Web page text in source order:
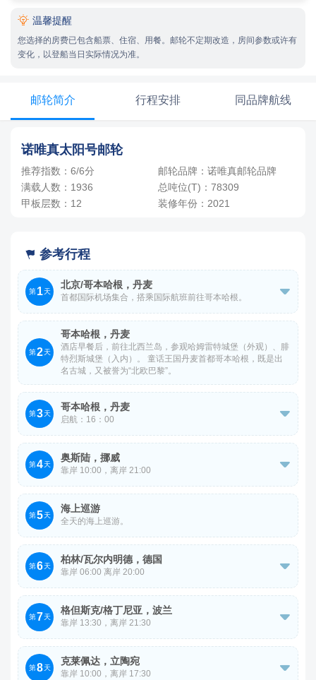
4人，人均单价
三人间
单人间
一人单价
- +
2人，人均单价
/人 - 0 间 +
3人，人均单价
￥/人 - 0 间
四人间
4人，人均单价
 温馨提醒
您选择的房费已包含船票、住宿、用餐。邮轮不定期改造，房间参数或许有
变化，以登船当日实际情况为准。
邮轮简介 行程安排 同品牌航线
诺唯真太阳号邮轮
推荐指数：6/6分
邮轮品牌：诺唯真邮轮品牌
满载人数：1936
总吨位(T)：78309
甲板层数：12
装修年份：2021
 参考行程
第 1天
北京/哥本哈根，丹麦
首都国际机场集合，搭乘国际航班前往哥本哈根。

参考航班 CA877 北京-哥本哈根 13:20-17:05 飞行时间约 9
小时 45 分
第2天
哥本哈根，丹麦
酒店早餐后，前往北西兰岛，参观哈姆雷特城堡（外观）、腓
特烈斯城堡（入内）。 童话王国丹麦首都哥本哈根，既是出
名古城，又被誉为“北欧巴黎”。
第3天
哥本哈根，丹麦
启航：16：00

酒店早餐后，前往哥本哈根市区游览，参观游览美人鱼雕
像、阿美琳堡（入内）、安徒生雕像。中午前往码头办理登
船手续，开始此次邮轮之旅。
第4天
奥斯陆，挪威
靠岸 10:00，离岸 21:00

邮轮早餐后，奥斯陆市内游览，参观维京博物馆（含门
票）、维格兰雕塑公园、霍尔门考伦山、歌剧院、阿克胡斯
城堡（外观）。 奥斯陆，是挪威的首都、挪威王室和政府
的所在地，也是诺贝尔和平奖的颁奖地，每年的颁奖仪式在
奥斯陆市政厅举行。
第5天
海上巡游
全天的海上巡游。
第6天
柏林/瓦尔内明德，德国
靠岸 06:00 离岸 20:00

邮轮早餐后，参观游览勃兰登堡门、御林广场、国会大厦、
查理检查站。 德国首都柏林，是座世界文化名城。这里人
文遗产底蕴深厚、自然景观瑰奇秀美。这里有童话般的古
堡、高耸入云的哥特式教堂、风光旖旎的湖区。
第7天
格但斯克/格丁尼亚，波兰
靠岸 13:30，离岸 21:30

邮轮早餐后，参观游览长街、自由市门、圣玛丽大教堂（外
观）、金屋、市政厅、海王喷泉。 波兰童话世界-格但斯
第8天
克莱佩达，立陶宛
靠岸 10:00，离岸 17:30
